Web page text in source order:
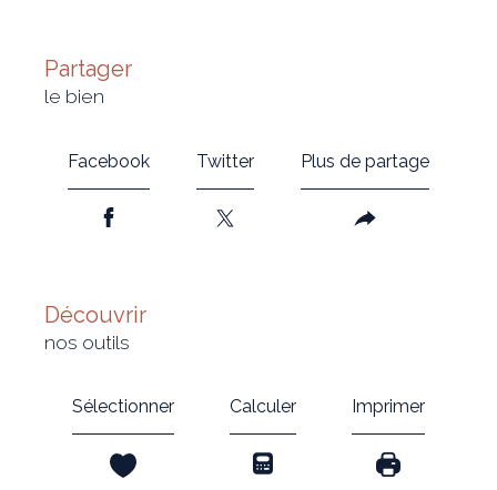
partager
le bien
Facebook Twitter Plus de partage
découvrir
nos outils
Sélectionner Calculer Imprimer